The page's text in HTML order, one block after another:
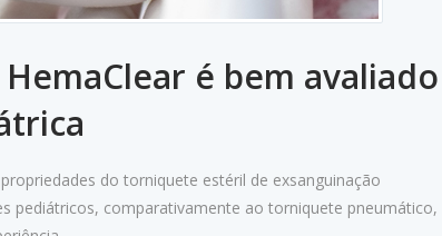
é bem avaliado
do torniquete estéril de exsanguinação
pediátricos, comparativamente ao torniquete pneumático,